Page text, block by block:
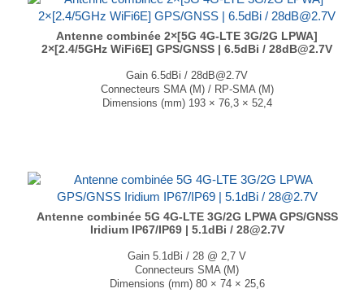
Antenne combinée 2×[5G 4G-LTE 3G/2G LPWA]
2×[2.4/5GHz WiFi6E] GPS/GNSS | 6.5dBi / 28dB@2.7V
Gain 6.5dBi / 28dB@2.7V
Connecteurs SMA (M) / RP-SMA (M)
Dimensions (mm) 193 × 76,3 × 52,4
Antenne combinée 5G 4G-LTE 3G/2G LPWA GPS/GNSS
Iridium IP67/IP69 | 5.1dBi / 28@2.7V
Gain 5.1dBi / 28 @ 2,7 V
Connecteurs SMA (M)
Dimensions (mm) 80 × 74 × 25,6